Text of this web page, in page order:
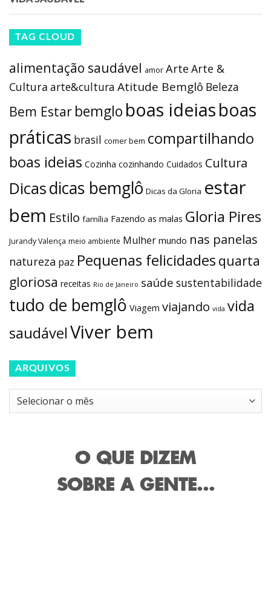
TAG CLOUD
alimentação saudável amor Arte Arte &
Cultura arte&cultura Atitude Bemglô Beleza
Bem Estar bemglo boas ideiasboas
práticas brasil comer bem compartilhando
boas ideias Cozinha cozinhando Cuidados Cultura
Dicasdicas bemglô Dicas da Gloria estar
bem Estilo família Fazendo as malas Gloria Pires
Jurandy Valença meio ambiente Mulher mundo nas panelas
natureza paz Pequenas felicidades quarta
gloriosa receitas Rio de Janeiro saúde sustentabilidade
tudo de bemglô Viagem viajando vida vida
saudávelViver bem
ARQUIVOS
Arquivos
O QUE DIZEM
SOBRE A GENTE...